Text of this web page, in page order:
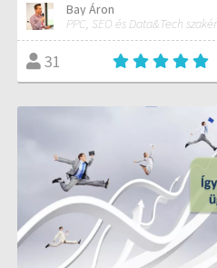
Bay Áron
PPC, SEO és Data&Tech
31